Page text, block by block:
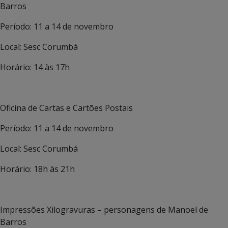
Barros
Período: 11 a 14 de novembro
Local: Sesc Corumbá
Horário: 14 às 17h
Oficina de Cartas e Cartões Postais
Período: 11 a 14 de novembro
Local: Sesc Corumbá
Horário: 18h às 21h
Impressões Xilogravuras – personagens de Manoel de
Barros